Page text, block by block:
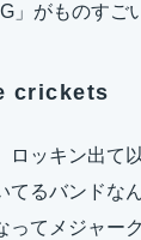
」がものすご
crickets
ロッキン出て
てるバンドな
ってメジャー